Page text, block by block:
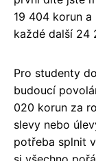
19 404 korun
každé další 24
Pro studenty
budoucí
020 korun za
slevy nebo
potřeba splnit